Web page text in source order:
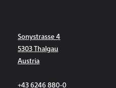
Sonystrasse 4
5303 Thalgau
Austria
+43 6246 880-0